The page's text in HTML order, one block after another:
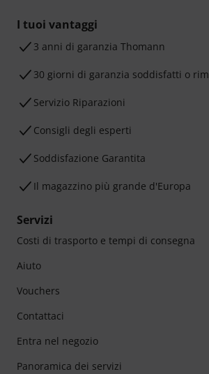
I tuoi vantaggi
3 anni di garanzia Thomann
30 giorni di garanzia soddisfatti o
Servizio Riparazioni
Consigli degli esperti
Soddisfazione Garantita
Il magazzino più grande d'Europa
Servizi
Costi di trasporto e tempi di consegna
Aiuto
Vouchers
Contattaci
Entra nel negozio
Panoramica dei servizi